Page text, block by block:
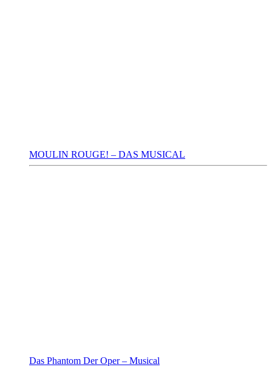
MOULIN ROUGE! – DAS MUSICAL
Das Phantom Der Oper – Musical